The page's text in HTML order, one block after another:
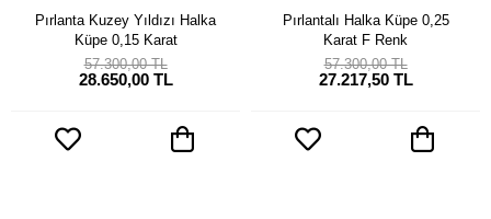
Pırlanta Kuzey Yıldızı Halka
Küpe 0,15 Karat
28.650,00 TL
57.300,00 TL
Pırlantalı Halka Küpe 0,25
Karat F Renk
27.217,50 TL
57.300,00 TL